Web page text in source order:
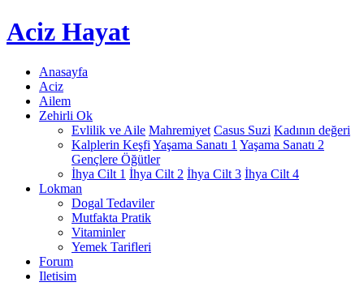
Aciz Hayat
Anasayfa
Aciz
Ailem
Zehirli Ok
Evlilik ve Aile Mahremiyet Casus Suzi Kadının değeri
Kalplerin Keşfi Yaşama Sanatı 1 Yaşama Sanatı 2
Gençlere Öğütler
İhya Cilt 1 İhya Cilt 2 İhya Cilt 3 İhya Cilt 4
Lokman
Dogal Tedaviler
Mutfakta Pratik
Vitaminler
Yemek Tarifleri
Forum
Iletisim